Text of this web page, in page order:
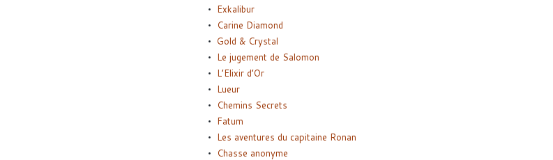
Exkalibur
Carine Diamond
Gold & Crystal
Le jugement de Salomon
L’Elixir d’Or
Lueur
Chemins Secrets
Fatum
Les aventures du capitaine Ronan
Chasse anonyme